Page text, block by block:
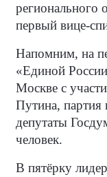
регионального
первый вице-
Напомним, на
«Единой
Москве с
Путина, партия
депутаты
человек.
В пятёрку